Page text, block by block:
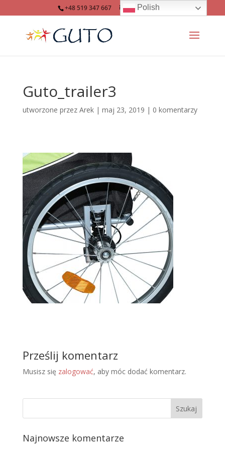
+48 519 347 667 info@guto.eu
Guto_trailer3
utworzone przez Arek| maj 23, 2019 | 0 komentarzy
Prześlij komentarz
Musisz się zalogować, aby móc dodać komentarz.
Najnowsze komentarze
Polish